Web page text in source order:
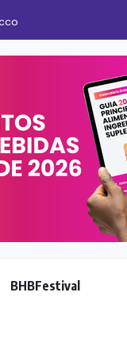
BHBFestival